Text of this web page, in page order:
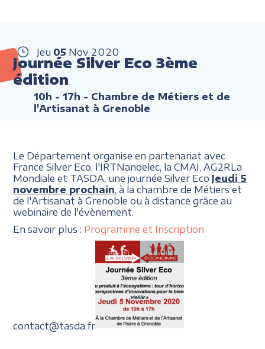
Jeu 05 Nov 2020
Journée Silver Eco 3ème
édition
10h - 17h - Chambre de Métiers et de
l'Artisanat à Grenoble
Le Département organise en partenariat avec
France Silver Eco, l'IRTNanoelec, la CMAI, AG2RLa
Mondiale et TASDA, une journée Silver Eco Jeudi 5
novembre prochain , à la chambre de Métiers et
de l'Artisanat à Grenoble ou à distance grâce au
webinaire de l'évènement.
En savoir plus : Programme et Inscription
contact@tasda.fr